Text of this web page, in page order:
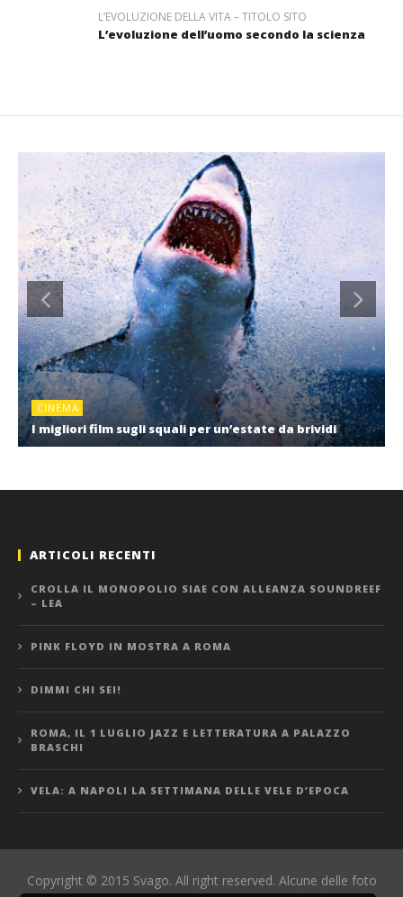
L’EVOLUZIONE DELLA VITA – TITOLO SITO
L’evoluzione dell’uomo secondo la scienza
CINEMA
I migliori film sugli squali per un’estate da brividi
ARTICOLI RECENTI
CROLLA IL MONOPOLIO SIAE CON ALLEANZA SOUNDREEF
– LEA
PINK FLOYD IN MOSTRA A ROMA
DIMMI CHI SEI!
ROMA, IL 1 LUGLIO JAZZ E LETTERATURA A PALAZZO
BRASCHI
VELA: A NAPOLI LA SETTIMANA DELLE VELE D’EPOCA
Copyright © 2015 Svago. All right reserved. Alcune delle foto